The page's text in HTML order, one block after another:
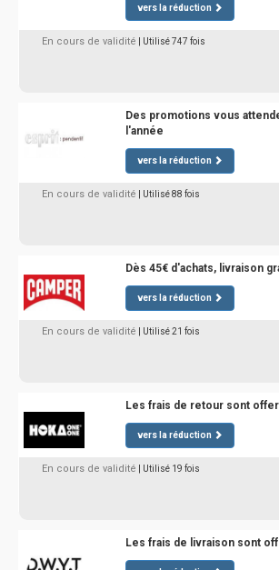
vers la réduction
En cours de validité | Utilisé 747 fois
Des promotions vous
l'année
vers la réduction
En cours de validité | Utilisé 88 fois
Dès 45€ d'achats, livraison
vers la réduction
En cours de validité | Utilisé 21 fois
Les frais de retour sont
vers la réduction
En cours de validité | Utilisé 19 fois
Les frais de livraison sont